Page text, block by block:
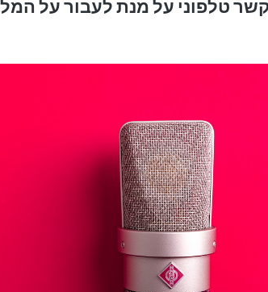
טלפוני על מנת לעבור על